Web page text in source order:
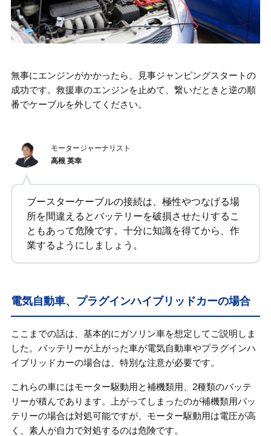
無事にエンジンがかかったら、見事ジャンピングスタートの
成功です。救援車のエンジンを止めて、繋いだときと逆の順
番でケーブルを外してください。
モータージャーナリスト
高根 英幸
ブースターケーブルの接続は、極性やつなげる場
所を間違えるとバッテリーを破損させたりするこ
ともあって危険です。十分に知識を得てから、作
業するようにしましょう。
電気自動車、プラグインハイブリッドカーの場合
ここまでの話は、基本的にガソリン車を想定してご説明しま
した。バッテリーが上がった車が電気自動車やプラグインハ
イブリッドカーの場合は、特別な注意が必要です。
これらの車にはモーター駆動用と補機類用、2種類のバッテ
リーが積んであります。上がってしまったのが補機類用バッ
テリーの場合は対処可能ですが、モーター駆動用は電圧が高
く、素人が自力で対処するのは危険です。